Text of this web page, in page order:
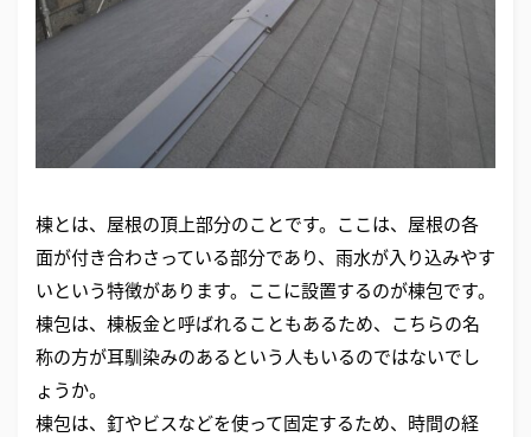
棟とは、屋根の頂上部分のことです。ここは、屋根の各
面が付き合わさっている部分であり、雨水が入り込みやす
いという特徴があります。ここに設置するのが棟包です。
棟包は、棟板金と呼ばれることもあるため、こちらの名
称の方が耳馴染みのあるという人もいるのではないでし
ょうか。
棟包は、釘やビスなどを使って固定するため、時間の経